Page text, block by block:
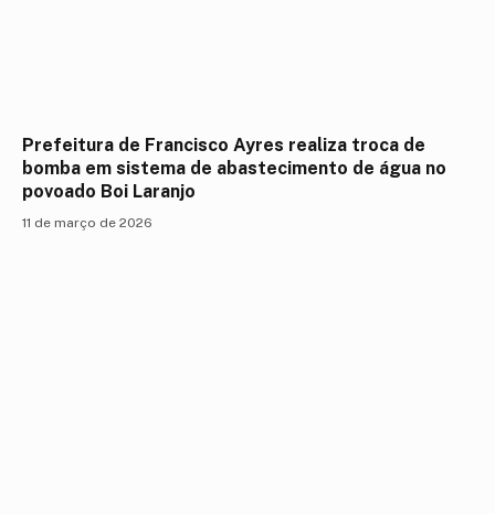
Prefeitura de Francisco Ayres realiza troca de
bomba em sistema de abastecimento de água no
povoado Boi Laranjo
11 de março de 2026